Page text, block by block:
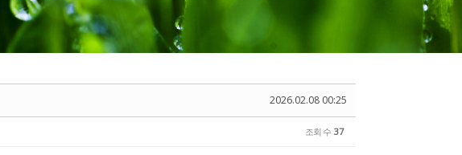
2026.02.08 00:25
조회 수 37